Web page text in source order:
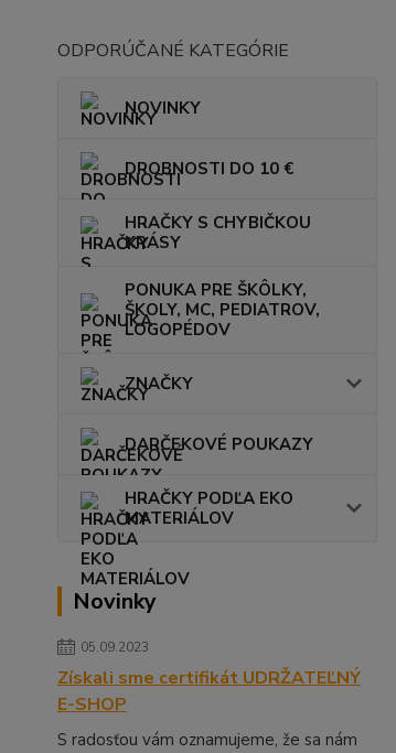
ODPORÚČANÉ KATEGÓRIE
NOVINKY
DROBNOSTI DO 10 €
HRAČKY S CHYBIČKOU
KRÁSY
PONUKA PRE ŠKÔLKY,
ŠKOLY, MC, PEDIATROV,
LOGOPÉDOV
ZNAČKY
DARČEKOVÉ POUKAZY
HRAČKY PODĽA EKO
MATERIÁLOV
Novinky
05.09.2023
Získali sme certifikát UDRŽATEĽNÝ
E-SHOP
S radosťou vám oznamujeme, že sa nám